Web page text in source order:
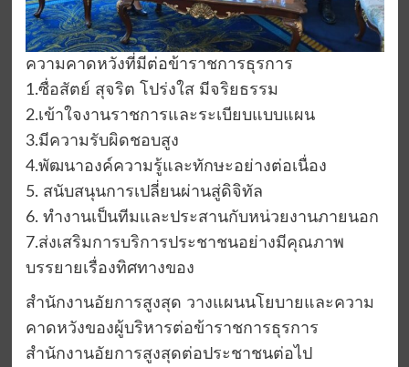
ความคาดหวังที่มีต่อข้าราชการธุรการ
1.ซื่อสัตย์ สุจริต โปร่งใส มีจริยธรรม
2.เข้าใจงานราชการและระเบียบแบบแผน
3.มีความรับผิดชอบสูง
4.พัฒนาองค์ความรู้และทักษะอย่างต่อเนื่อง
5. สนับสนุนการเปลี่ยนผ่านสู่ดิจิทัล
6. ทำงานเป็นทีมและประสานกับหน่วยงานภายนอก
7.ส่งเสริมการบริการประชาชนอย่างมีคุณภาพ
บรรยายเรื่องทิศทางของ
สำนักงานอัยการสูงสุด วางแผนนโยบายและความ
คาดหวังของผู้บริหารต่อข้าราชการธุรการ
สำนักงานอัยการสูงสุดต่อประชาชนต่อไป